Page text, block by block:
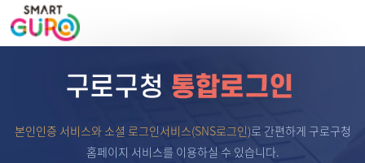
본인인증 서비스와 소셜 로그인서비스(SNS로그인)로 간편하게 구로구청
홈페이지 서비스를 이용하실 수 있습니다.